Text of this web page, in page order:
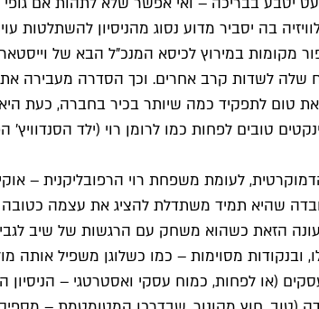
בה יסביר מדוע נסוג מהניסיון להשתלטות
במירוץ לכיסא המנכ"ל הבא של
לשדות קרב אחרים. וכך הסדרה מעבירה את
טום לתפקיד כמה שיותר בכיר בחברה, כעת
טובים לפחות כמו לרומן רוי (ילד
לעומת משפחת רוי הרפובליקנית –
שהיא תמיד משתדלת להציג את עצמה כטובה
הזאת כשהוא משחק עם הרגשות של שיב
מסוימות – כמו כשלוגן משפיל אותה
(או לפחות, כמוח עסקי ואסטרטגי –